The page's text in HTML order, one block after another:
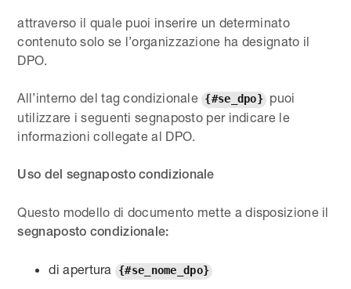
attraverso il quale puoi inserire un determinato
contenuto solo se l’organizzazione ha designato il
DPO.
All’interno del tag condizionale {#se_dpo} puoi
utilizzare i seguenti segnaposto per indicare le
informazioni collegate al DPO.
Uso del segnaposto condizionale
Questo modello di documento mette a disposizione il
segnaposto condizionale:
di apertura {#se_nome_dpo}